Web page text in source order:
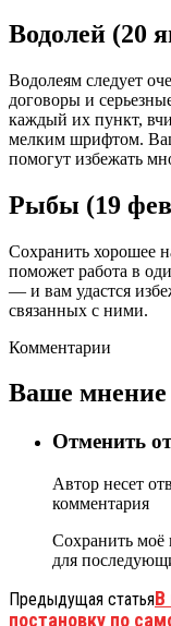
Водолей (20
Водолеям следует
договоры и
каждый их пункт,
мелким шрифтом.
помогут избежать
Рыбы (19
Сохранить хорошее
поможет работа в
— и вам удастся
связанных с ними.
Комментарии
Ваше мнение
Отменить
Автор несет
комментария
Сохранить моё
для
Предыдущая статьяВ
постановку по